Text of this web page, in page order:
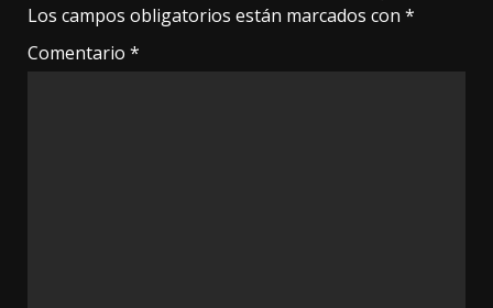
Los campos obligatorios están marcados con *
Comentario *